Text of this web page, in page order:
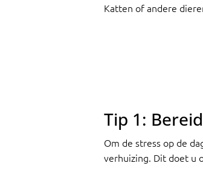
Katten of andere
Tip 1:
Om de stress op de
verhuizing. Dit doet u